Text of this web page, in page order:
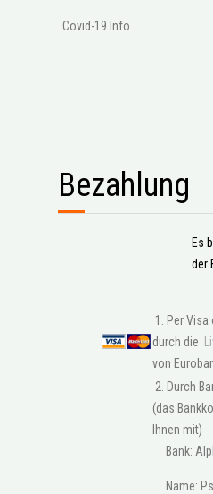
Covid-19 Info
Bezahlung
Es
der
1. Per Visa
durch die
von
2. Durch
(das
Ihnen mit)
Bank:
Name: